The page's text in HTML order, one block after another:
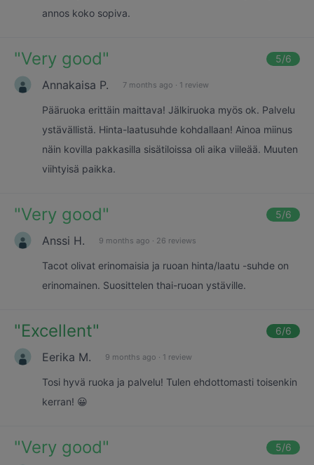
annos koko sopiva.
"Very good" 5/6
Annakaisa P. 7 months ago · 1 review
Pääruoka erittäin maittava! Jälkiruoka myös ok. Palvelu
ystävällistä. Hinta-laatusuhde kohdallaan! Ainoa miinus
näin kovilla pakkasilla sisätiloissa oli aika viileää. Muuten
viihtyisä paikka.
"Very good" 5/6
Anssi H. 9 months ago · 26 reviews
Tacot olivat erinomaisia ja ruoan hinta/laatu -suhde on
erinomainen. Suosittelen thai-ruoan ystäville.
"Excellent" 6/6
Eerika M. 9 months ago · 1 review
Tosi hyvä ruoka ja palvelu! Tulen ehdottomasti toisenkin
kerran! 😀
"Very good" 5/6